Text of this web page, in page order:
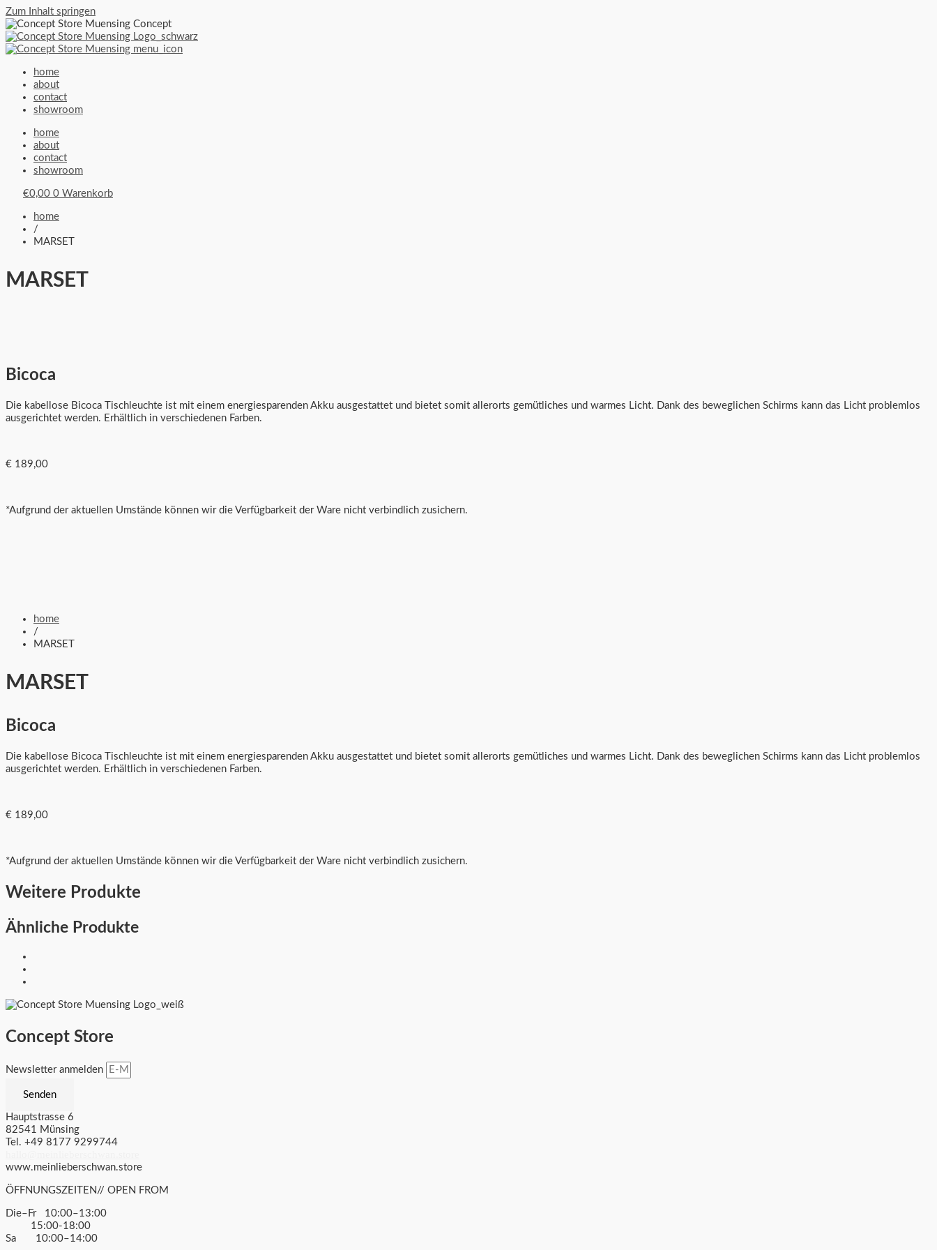
Zum Inhalt springen
home
about
contact
showroom
home
about
contact
showroom
€0,00 0 Warenkorb
home
/
MARSET
MARSET
Bicoca
Die kabellose Bicoca Tischleuchte ist mit einem energiesparenden Akku ausgestattet und bietet somit allerorts gemütliches und warmes Licht. Dank des beweglichen Schirms kann das Licht problemlos
ausgerichtet werden. Erhältlich in verschiedenen Farben.
€ 189,00
*Aufgrund der aktuellen Umstände können wir die Verfügbarkeit der Ware nicht verbindlich zusichern.
home
/
MARSET
MARSET
Bicoca
Die kabellose Bicoca Tischleuchte ist mit einem energiesparenden Akku ausgestattet und bietet somit allerorts gemütliches und warmes Licht. Dank des beweglichen Schirms kann das Licht problemlos
ausgerichtet werden. Erhältlich in verschiedenen Farben.
€ 189,00
*Aufgrund der aktuellen Umstände können wir die Verfügbarkeit der Ware nicht verbindlich zusichern.
Weitere Produkte
Ähnliche Produkte
Concept Store
Newsletter anmelden
Senden
Hauptstrasse 6
82541 Münsing
Tel. +49 8177 9299744
www.meinlieberschwan.store
ÖFFNUNGSZEITEN// OPEN FROM
Die–Fr 10:00–13:00
15:00-18:00
Sa 10:00–14:00